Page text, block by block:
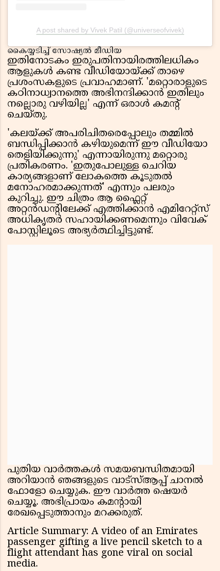
A post shared by Vivek Patil (@universeofvivek)
കൈയ്യടിച്ച് സോഷ്യൽ മീഡിയ
ഇതിനോടകം ഇരുപതിനായിരത്തിലധികം
ആളുകൾ കണ്ട വീഡിയോയ്ക്ക് താഴെ
പ്രശംസകളുടെ പ്രവാഹമാണ്. 'മറ്റൊരാളുടെ
കഠിനാധ്വാനത്തെ അഭിനന്ദിക്കാൻ ഇതിലും
നല്ലൊരു വഴിയില്ല' എന്ന് ഒരാൾ കമന്റ്
ചെയ്തു.
'കലയ്ക്ക് അപരിചിതരെപ്പോലും തമ്മിൽ
ബന്ധിപ്പിക്കാൻ കഴിയുമെന്ന് ഈ വീഡിയോ
തെളിയിക്കുന്നു' എന്നായിരുന്നു മറ്റൊരു
പ്രതികരണം. 'ഇതുപോലുള്ള ചെറിയ
കാര്യങ്ങളാണ് ലോകത്തെ കൂടുതൽ
മനോഹരമാക്കുന്നത്' എന്നും പലരും
കുറിച്ചു. ഈ ചിത്രം ആ ഫ്ലൈറ്റ്
അറ്റൻഡന്റിലേക്ക് എത്തിക്കാൻ എമിറേറ്റ്സ്
അധികൃതർ സഹായിക്കണമെന്നും വിവേക്
പോസ്റ്റിലൂടെ അഭ്യർത്ഥിച്ചിട്ടുണ്ട്.
പുതിയ വാർത്തകൾ സമയബന്ധിതമായി
അറിയാൻ ഞങ്ങളുടെ വാട്സ്ആപ്പ് ചാനൽ
ഫോളോ ചെയ്യുക. ഈ വാർത്ത ഷെയർ
ചെയ്യൂ. അഭിപ്രായം കമന്റായി
രേഖപ്പെടുത്താനും മറക്കരുത്.
Article Summary: A video of an Emirates
passenger gifting a live pencil sketch to a
flight attendant has gone viral on social
media.